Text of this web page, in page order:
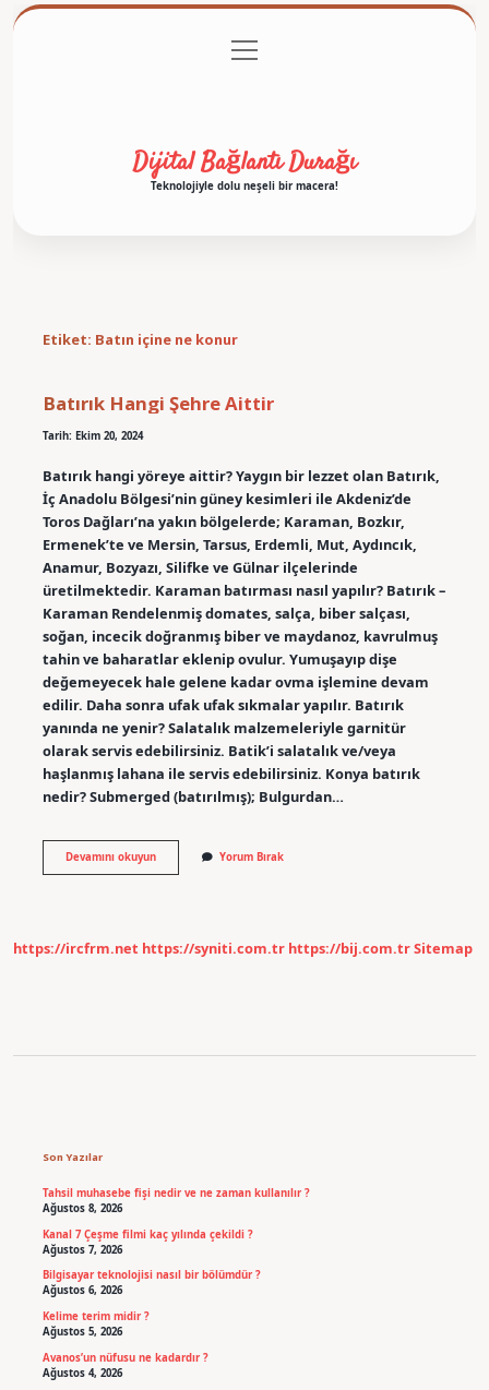
Gizlilik Politikası
menüyü
aç
Dijital Bağlantı Durağı
Teknolojiyle dolu neşeli bir macera!
Etiket: Batın içine ne konur
Batırık Hangi Şehre Aittir
Tarih: Ekim 20, 2024
Batırık hangi yöreye aittir? Yaygın bir lezzet olan Batırık,
İç Anadolu Bölgesi’nin güney kesimleri ile Akdeniz’de
Toros Dağları’na yakın bölgelerde; Karaman, Bozkır,
Ermenek’te ve Mersin, Tarsus, Erdemli, Mut, Aydıncık,
Anamur, Bozyazı, Silifke ve Gülnar ilçelerinde
üretilmektedir. Karaman batırması nasıl yapılır? Batırık –
Karaman Rendelenmiş domates, salça, biber salçası,
soğan, incecik doğranmış biber ve maydanoz, kavrulmuş
tahin ve baharatlar eklenip ovulur. Yumuşayıp dişe
değemeyecek hale gelene kadar ovma işlemine devam
edilir. Daha sonra ufak ufak sıkmalar yapılır. Batırık
yanında ne yenir? Salatalık malzemeleriyle garnitür
olarak servis edebilirsiniz. Batik’i salatalık ve/veya
haşlanmış lahana ile servis edebilirsiniz. Konya batırık
nedir? Submerged (batırılmış); Bulgurdan…
Devamını okuyunBatırık
Hangi
Yorum Bırak
https://ircfrm.net https://syniti.com.tr https://bij.com.trSitemap
Son Yazılar
Tahsil muhasebe fişi nedir ve ne zaman kullanılır ?
Ağustos 8, 2026
Kanal 7 Çeşme filmi kaç yılında çekildi ?
Ağustos 7, 2026
Bilgisayar teknolojisi nasıl bir bölümdür ?
Ağustos 6, 2026
Kelime terim midir ?
Ağustos 5, 2026
Avanos’un nüfusu ne kadardır ?
Ağustos 4, 2026